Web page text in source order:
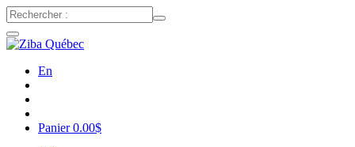
En
Panier0.00$